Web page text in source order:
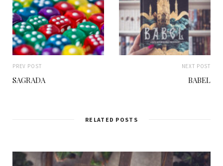
PREV POST
SAGRADA
NEXT POST
BABEL
RELATED POSTS